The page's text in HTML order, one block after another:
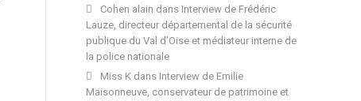
Cohen alain dans Interview de Frédéric
Lauze, directeur départemental de la sécurité
publique du Val d’Oise et médiateur interne de
la police nationale
Miss K dans Interview de Emilie
Maisonneuve, conservateur de patrimoine et